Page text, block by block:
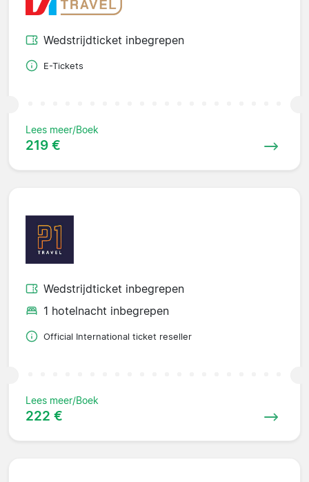
Wedstrijdticket inbegrepen
E-Tickets
Lees meer/Boek
219 €
Wedstrijdticket inbegrepen
1 hotelnacht inbegrepen
Official International ticket reseller
Lees meer/Boek
222 €